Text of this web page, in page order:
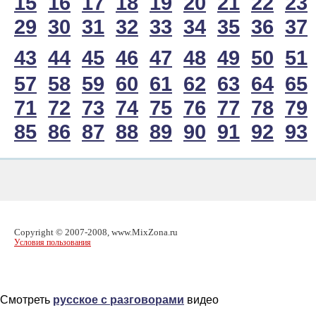
29 30 31 32 33 34 35 36 37
43 44 45 46 47 48 49 50 51
57 58 59 60 61 62 63 64 65
71 72 73 74 75 76 77 78 79
85 86 87 88 89 90 91 92 93
Copyright © 2007-2008, www.MixZona.ru
Условия пользования
Смотреть русское с разговорами видео